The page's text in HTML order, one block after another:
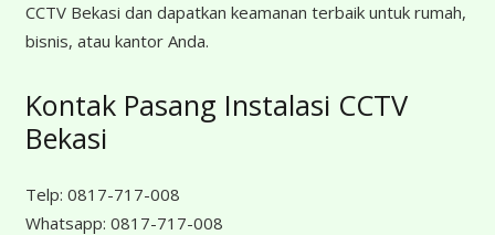
CCTV Bekasi dan dapatkan keamanan terbaik untuk rumah,
bisnis, atau kantor Anda.
Kontak Pasang Instalasi CCTV
Bekasi
Telp: 0817-717-008
Whatsapp: 0817-717-008